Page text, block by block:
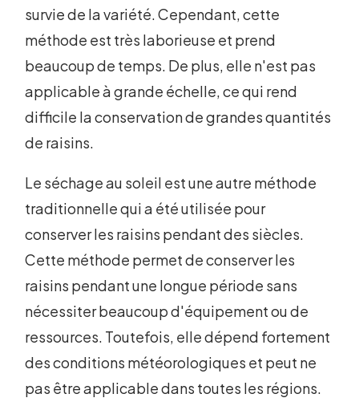
survie de la variété. Cependant, cette
méthode est très laborieuse et prend
beaucoup de temps. De plus, elle n'est pas
applicable à grande échelle, ce qui rend
difficile la conservation de grandes quantités
de raisins.
Le séchage au soleil est une autre méthode
traditionnelle qui a été utilisée pour
conserver les raisins pendant des siècles.
Cette méthode permet de conserver les
raisins pendant une longue période sans
nécessiter beaucoup d'équipement ou de
ressources. Toutefois, elle dépend fortement
des conditions météorologiques et peut ne
pas être applicable dans toutes les régions.